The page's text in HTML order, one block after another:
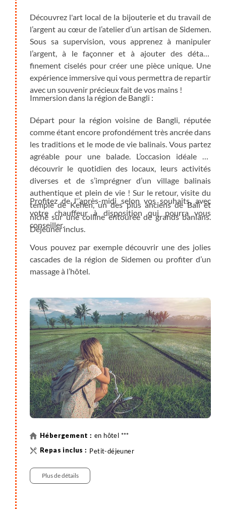
Découvrez l'art local de la bijouterie et du travail de
l’argent au cœur de l’atelier d’un artisan de Sidemen.
Sous sa supervision, vous apprenez à manipuler
l’argent, à le façonner et à ajouter des détails
finement ciselés pour créer une pièce unique. Une
expérience immersive qui vous permettra de repartir
avec un souvenir précieux fait de vos mains !
Immersion dans la région de Bangli :
Départ pour la région voisine de Bangli, réputée
comme étant encore profondément très ancrée dans
les traditions et le mode de vie balinais. Vous partez
agréable pour une balade. L’occasion idéale de
découvrir le quotidien des locaux, leurs activités
diverses et de s’imprégner d’un village balinais
authentique et plein de vie ! Sur le retour, visite du
temple de Kehen, un des plus anciens de Bali et
niché sur une colline entourée de grands banians.
Déjeuner inclus.
Profitez de l'’après-midi selon vos souhaits, avec
votre chauffeur à disposition qui pourra vous
conseiller.
Vous pouvez par exemple découvrir une des jolies
cascades de la région de Sidemen ou profiter d’un
massage à l’hôtel.
en hôtel ***
Petit-déjeuner
Plus de détails